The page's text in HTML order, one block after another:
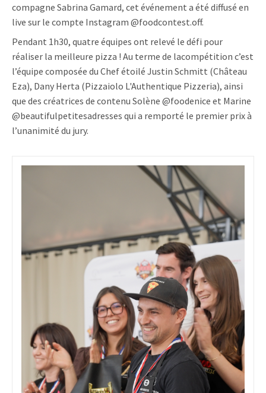
compagne Sabrina Gamard, cet événement a été diffusé en
live sur le compte Instagram @foodcontest.off.
Pendant 1h30, quatre équipes ont relevé le défi pour
réaliser la meilleure pizza ! Au terme de lacompétition c’est
l’équipe composée du Chef étoilé Justin Schmitt (Château
Eza), Dany Herta (Pizzaiolo L'Authentique Pizzeria), ainsi
que des créatrices de contenu Solène @foodenice et Marine
@beautifulpetitesadresses qui a remporté le premier prix à
l’unanimité du jury.